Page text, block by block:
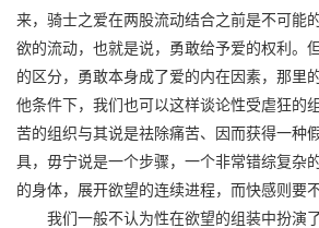
来，骑士之爱在两股流动结合之前是不可能
欲的流动，也就是说，勇敢给予爱的权利。
的区分，勇敢本身成了爱的内在因素，那里
他条件下，我们也可以这样谈论性受虐狂的
苦的组织与其说是祛除痛苦、因而获得一种
具，毋宁说是一个步骤，一个非常错综复杂
的身体，展开欲望的连续进程，而快感则要
我们一般不认为性在欲望的组装中扮演